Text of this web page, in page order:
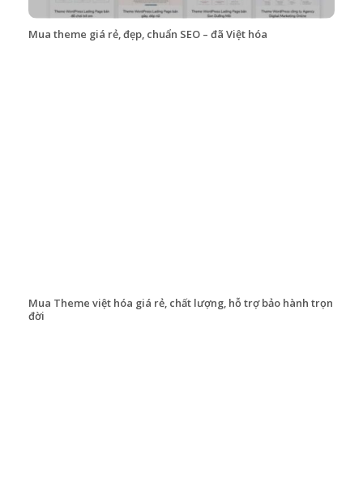
Mua theme giá rẻ, đẹp, chuẩn SEO – đã Việt hóa
Mua Theme việt hóa giá rẻ, chất lượng, hỗ trợ bảo hành trọn
đời